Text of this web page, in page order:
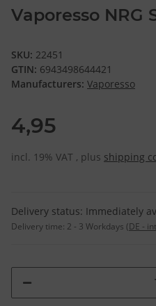
Vaporesso NRG
SKU: 22451
GTIN: 6943498644421
Manufacturers: Vaporesso
4,95
incl. 19% VAT , plus shipping
Delivery status: Immediately
Delivery time: 2 - 3 Workdays (DE -